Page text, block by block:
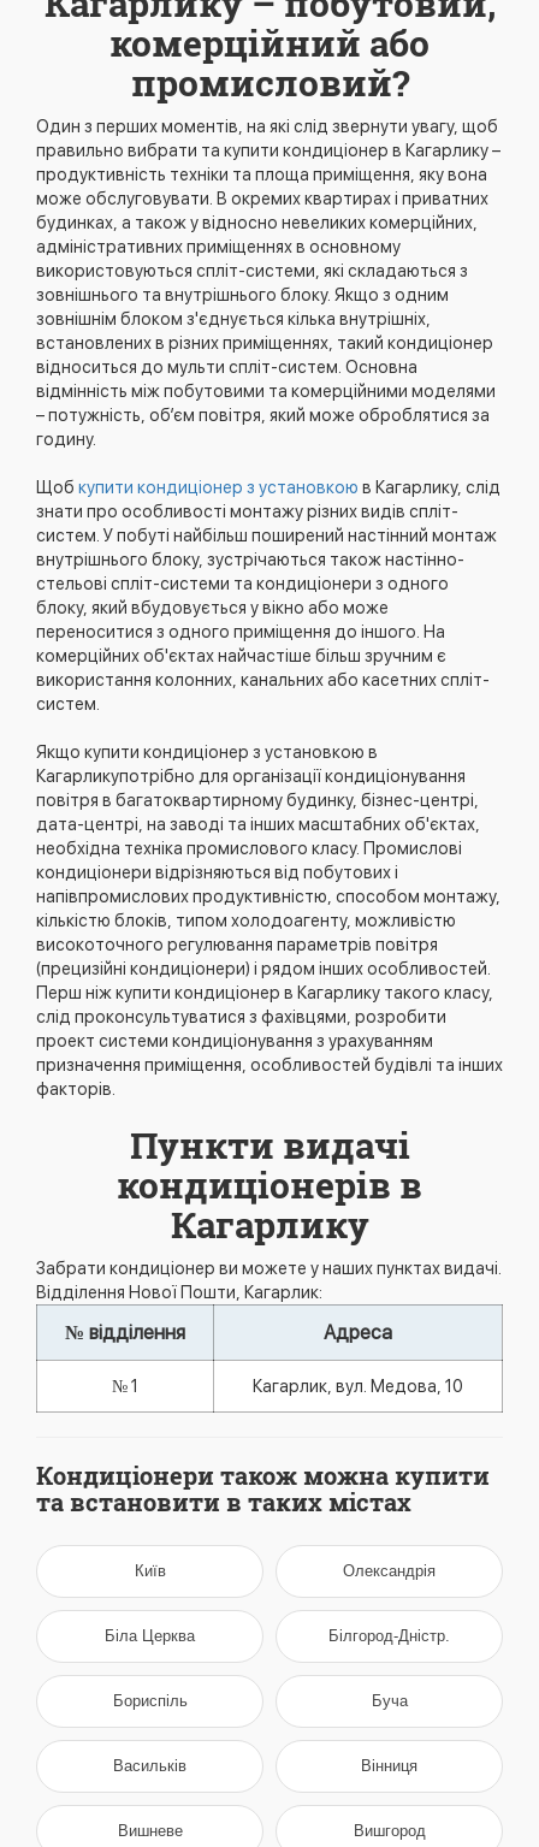
комерційний або
промисловий?
Один з перших моментів, на які слід звернути увагу, щоб
правильно вибрати та купити кондиціонер в Кагарлику –
продуктивність техніки та площа приміщення, яку вона
може обслуговувати. В окремих квартирах і приватних
будинках, а також у відносно невеликих комерційних,
адміністративних приміщеннях в основному
використовуються спліт-системи, які складаються з
зовнішнього та внутрішнього блоку. Якщо з одним
зовнішнім блоком з'єднується кілька внутрішніх,
встановлених в різних приміщеннях, такий кондиціонер
відноситься до мульти спліт-систем. Основна
відмінність між побутовими та комерційними моделями
– потужність, об’єм повітря, який може оброблятися за
годину.
Щоб купити кондиціонер з установкою в Кагарлику, слід
знати про особливості монтажу різних видів спліт-
систем. У побуті найбільш поширений настінний монтаж
внутрішнього блоку, зустрічаються також настінно-
стельові спліт-системи та кондиціонери з одного
блоку, який вбудовується у вікно або може
переноситися з одного приміщення до іншого. На
комерційних об'єктах найчастіше більш зручним є
використання колонних, канальних або касетних спліт-
систем.
Якщо купити кондиціонер з установкою в
Кагарликупотрібно для організації кондиціонування
повітря в багатоквартирному будинку, бізнес-центрі,
дата-центрі, на заводі та інших масштабних об'єктах,
необхідна техніка промислового класу. Промислові
кондиціонери відрізняються від побутових і
напівпромислових продуктивністю, способом монтажу,
кількістю блоків, типом холодоагенту, можливістю
високоточного регулювання параметрів повітря
(прецизійні кондиціонери) і рядом інших особливостей.
Перш ніж купити кондиціонер в Кагарлику такого класу,
слід проконсультуватися з фахівцями, розробити
проект системи кондиціонування з урахуванням
призначення приміщення, особливостей будівлі та інших
факторів.
Пункти видачі
кондиціонерів в
Кагарлику
Забрати кондиціонер ви можете у наших пунктах видачі.
Відділення Нової Пошти, Кагарлик:
№ відділення Адреса
№ 1 Кагарлик, вул. Медова, 10
Кондиціонери також можна купити
та встановити в таких містах
Київ Олександрія
Біла Церква Білгород-Дністр.
Бориспіль Буча
Васильків Вінниця
Вишневе Вишгород